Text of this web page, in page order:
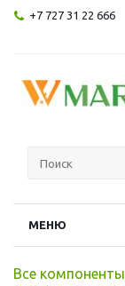
+7 727 31 22 666
МЕНЮ
Все